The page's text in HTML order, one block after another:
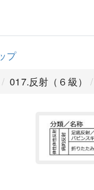
プ
017.反射（６級）